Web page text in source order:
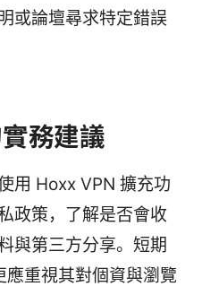
或論壇尋求特定錯誤
務建議
用 Hoxx VPN 擴充功
政策，了解是否會收
與第三方分享。短期
應重視其對個資與瀏覽